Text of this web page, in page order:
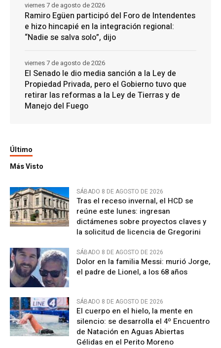
Ramiro Egüen participó del Foro de Intendentes
e hizo hincapié en la integración regional:
“Nadie se salva solo”, dijo
viernes 7 de agosto de 2026
El Senado le dio media sanción a la Ley de
Propiedad Privada, pero el Gobierno tuvo que
retirar las reformas a la Ley de Tierras y de
Manejo del Fuego
viernes 7 de agosto de 2026
Último
Más Visto
SÁBADO 8 DE AGOSTO DE 2026
Tras el receso invernal, el HCD se
reúne este lunes: ingresan
dictámenes sobre proyectos claves y
la solicitud de licencia de Gregorini
SÁBADO 8 DE AGOSTO DE 2026
Dolor en la familia Messi: murió Jorge,
el padre de Lionel, a los 68 años
SÁBADO 8 DE AGOSTO DE 2026
El cuerpo en el hielo, la mente en
silencio: se desarrolla el 4º Encuentro
de Natación en Aguas Abiertas
Gélidas en el Perito Moreno